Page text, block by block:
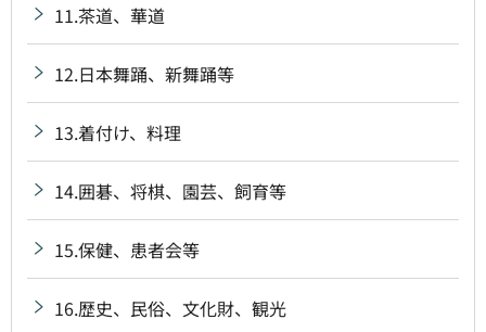
11.茶道、華道
12.日本舞踊、新舞踊等
13.着付け、料理
14.囲碁、将棋、園芸、飼育等
15.保健、患者会等
16.歴史、民俗、文化財、観光